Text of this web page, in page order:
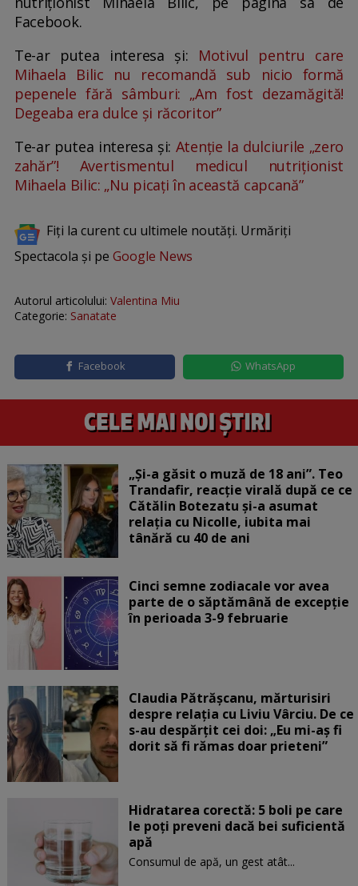
Facebook.
Te-ar putea interesa și: Motivul pentru care
Mihaela Bilic nu recomandă sub nicio formă
pepenele fără sâmburi: „Am fost dezamăgită!
Degeaba era dulce și răcoritor”
Te-ar putea interesa și: Atenție la dulciurile „zero
zahăr”! Avertismentul medicul nutriționist
Mihaela Bilic: „Nu picați în această capcană”
Fiți la curent cu ultimele noutăți. Urmăriți
Spectacola și pe Google News
Autorul articolului: Valentina Miu
Categorie: Sanatate
Facebook WhatsApp
„Și-a găsit o muză de 18 ani”. Teo
Trandafir, reacție virală după ce ce
Cătălin Botezatu și-a asumat
relația cu Nicolle, iubita mai
tânără cu 40 de ani
Cinci semne zodiacale vor avea
parte de o săptămână de excepție
în perioada 3-9 februarie
Claudia Pătrășcanu, mărturisiri
despre relația cu Liviu Vârciu. De ce
s-au despărțit cei doi: „Eu mi-aș fi
dorit să fi rămas doar prieteni”
Hidratarea corectă: 5 boli pe care
le poți preveni dacă bei suficientă
apă
Consumul de apă, un gest atât...